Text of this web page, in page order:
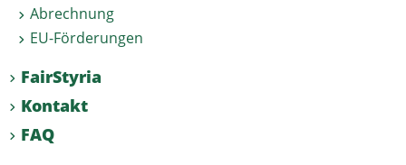
Abrechnung
EU-Förderungen
FairStyria
Kontakt
FAQ